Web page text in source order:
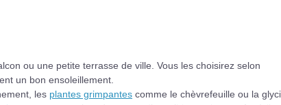
ou une petite terrasse de ville. Vous les choisirez selon
un bon ensoleillement.
les plantes grimpantes comme le chèvrefeuille ou la